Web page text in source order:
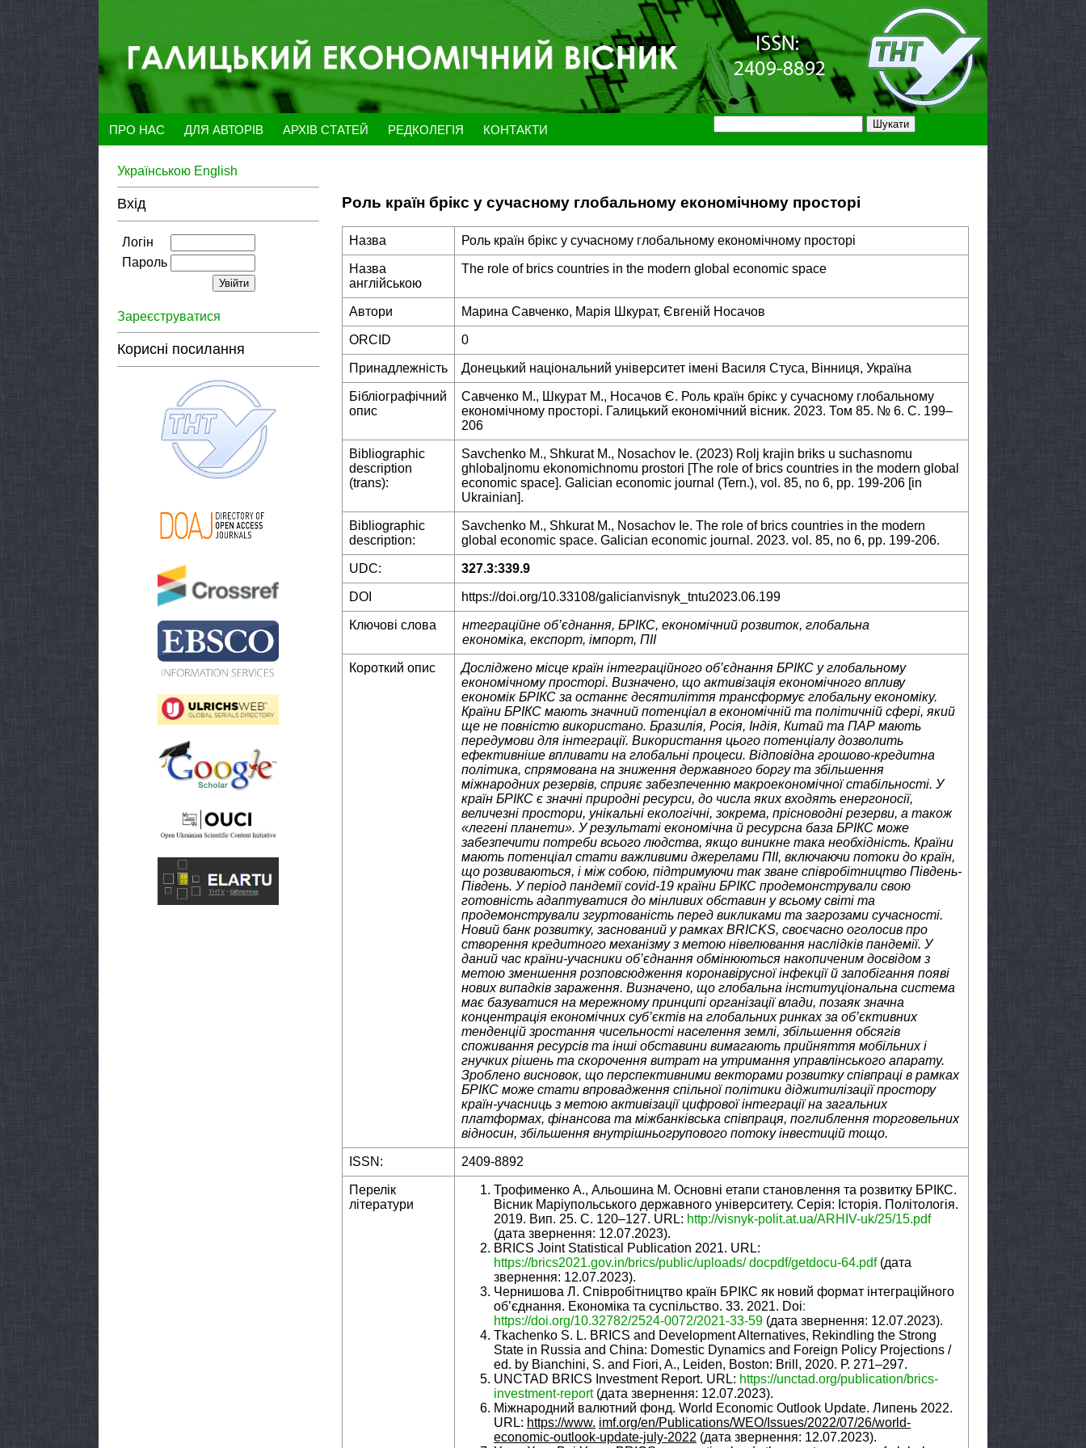
ПРО НАС ДЛЯ АВТОРІВ АРХІВ СТАТЕЙ РЕДКОЛЕГІЯ КОНТАКТИ
Українською English
Вхід
Логін
Пароль
Зареєструватися
Корисні посилання
Роль країн брікс у сучасному глобальному економічному просторі
Назва Роль країн брікс у сучасному глобальному економічному просторі
Назва
англійською
The role of brics countries in the modern global economic space
Автори Марина Савченко, Марія Шкурат, Євгеній Носачов
ORCID 0
Принадлежність Донецький національний університет імені Василя Стуса, Вінниця, Україна
Бібліографічний
опис
Савченко М., Шкурат М., Носачов Є. Роль країн брікс у сучасному глобальному
економічному просторі. Галицький економічний вісник. 2023. Том 85. № 6. С. 199–
206
Bibliographic
description
(trans):
Savchenko M., Shkurat M., Nosachov Ie. (2023) Rolj krajin briks u suchasnomu
ghlobaljnomu ekonomichnomu prostori [The role of brics countries in the modern global
economic space]. Galician economic journal (Tern.), vol. 85, no 6, pp. 199-206 [in
Ukrainian].
Bibliographic
description:
Savchenko M., Shkurat M., Nosachov Ie. The role of brics countries in the modern
global economic space. Galician economic journal. 2023. vol. 85, no 6, pp. 199-206.
UDC: 327.3:339.9
DOI https://doi.org/10.33108/galicianvisnyk_tntu2023.06.199
Ключові слова
нтеграційне об’єднання, БРІКС, економічний розвиток, глобальна
економіка, експорт, імпорт, ПІІ
Короткий опис
Досліджено місце країн інтеграційного об’єднання БРІКС у глобальному
економічному просторі. Визначено, що активізація економічного впливу
економік БРІКС за останнє десятиліття трансформує глобальну економіку.
Країни БРІКС мають значний потенціал в економічній та політичній сфері, який
ще не повністю використано. Бразилія, Росія, Індія, Китай та ПАР мають
передумови для інтеграції. Використання цього потенціалу дозволить
ефективніше впливати на глобальні процеси. Відповідна грошово-кредитна
політика, спрямована на зниження державного боргу та збільшення
міжнародних резервів, сприяє забезпеченню макроекономічної стабільності. У
країн БРІКС є значні природні ресурси, до числа яких входять енергоносії,
величезні простори, унікальні екологічні, зокрема, прісноводні резерви, а також
«легені планети». У результаті економічна й ресурсна база БРІКС може
забезпечити потреби всього людства, якщо виникне така необхідність. Країни
мають потенціал стати важливими джерелами ПІІ, включаючи потоки до країн,
що розвиваються, і між собою, підтримуючи так зване співробітництво Південь-
Південь. У період пандемії covid-19 країни БРІКС продемонстрували свою
готовність адаптуватися до мінливих обставин у всьому світі та
продемонстрували згуртованість перед викликами та загрозами сучасності.
Новий банк розвитку, заснований у рамках BRICKS, своєчасно оголосив про
створення кредитного механізму з метою нівелювання наслідків пандемії. У
даний час країни-учасники об’єднання обмінюються накопиченим досвідом з
метою зменшення розповсюдження коронавірусної інфекції й запобігання появі
нових випадків зараження. Визначено, що глобальна інституціональна система
має базуватися на мережному принципі організації влади, позаяк значна
концентрація економічних суб’єктів на глобальних ринках за об’єктивних
тенденцій зростання чисельності населення землі, збільшення обсягів
споживання ресурсів та інші обставини вимагають прийняття мобільних і
гнучких рішень та скорочення витрат на утримання управлінського апарату.
Зроблено висновок, що перспективними векторами розвитку співпраці в рамках
БРІКС може стати впровадження спільної політики діджитилізації простору
країн-учасниць з метою активізації цифрової інтеграції на загальних
платформах, фінансова та міжбанківська співпраця, поглиблення торговельних
відносин, збільшення внутрішньогрупового потоку інвестицій тощо.
ISSN: 2409-8892
Перелік
літератури
Трофименко А., Альошина М. Основні етапи становлення та розвитку БРІКС.
Вісник Маріупольського державного університету. Серія: Історія. Політологія.
2019. Вип. 25. С. 120–127. URL: http://visnyk-polit.at.ua/ARHIV-uk/25/15.pdf
(дата звернення: 12.07.2023).
BRICS Joint Statistical Publication 2021. URL:
https://brics2021.gov.in/brics/public/uploads/ docpdf/getdocu-64.pdf(дата
звернення: 12.07.2023).
Чернишова Л. Співробітництво країн БРІКС як новий формат інтеграційного
об’єднання. Економіка та суспільство. 33. 2021. Doi:
https://doi.org/10.32782/2524-0072/2021-33-59 (дата звернення: 12.07.2023).
Tkachenko S. L. BRICS and Development Alternatives, Rekindling the Strong
State in Russia and China: Domestic Dynamics and Foreign Policy Projections /
ed. by Bianchini, S. and Fiori, A., Leiden, Boston: Brill, 2020. Р. 271–297.
UNCTAD BRICS Investment Report. URL: https://unctad.org/publication/brics-
investment-report(дата звернення: 12.07.2023).
Міжнародний валютний фонд. World Economic Outlook Update. Липень 2022.
URL: https://www. imf.org/en/Publications/WEO/Issues/2022/07/26/world-
economic-outlook-update-july-2022 (дата звернення: 12.07.2023).